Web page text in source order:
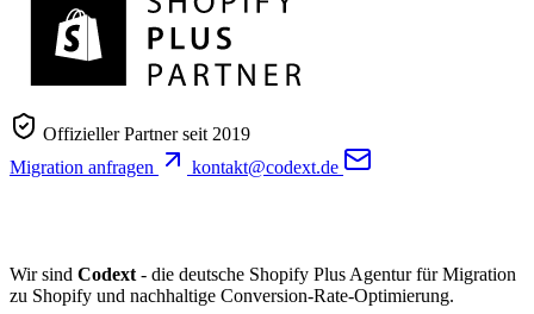
Offizieller Partner seit 2019
Migration anfragen
kontakt@codext.de
Wir sind Codext - die deutsche Shopify Plus Agentur für Migration
zu Shopify und nachhaltige Conversion-Rate-Optimierung.